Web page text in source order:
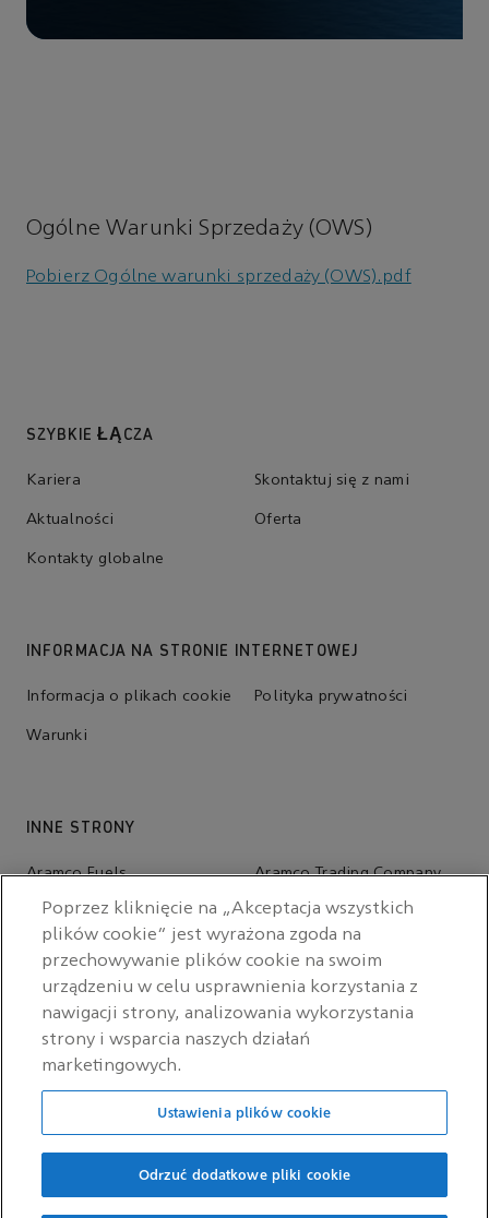
Ogólne Warunki Sprzedaży (OWS)
Pobierz Ogólne warunki sprzedaży (OWS).pdf
SZYBKIE ŁĄCZA
Kariera Skontaktuj się z nami
Aktualności Oferta
Kontakty globalne
INFORMACJA NA STRONIE INTERNETOWEJ
Informacja o plikach cookie Polityka prywatności
Warunki
INNE STRONY
Aramco Fuels Aramco Trading Company
Aramco Ventures
King Abdulaziz Center for
World Culture — Ithra
Poprzez kliknięcie na „Akceptacja wszystkich
plików cookie” jest wyrażona zgoda na
przechowywanie plików cookie na swoim
urządzeniu w celu usprawnienia korzystania z
nawigacji strony, analizowania wykorzystania
strony i wsparcia naszych działań
marketingowych.
Ustawienia plików cookie
Odrzuć dodatkowe pliki cookie